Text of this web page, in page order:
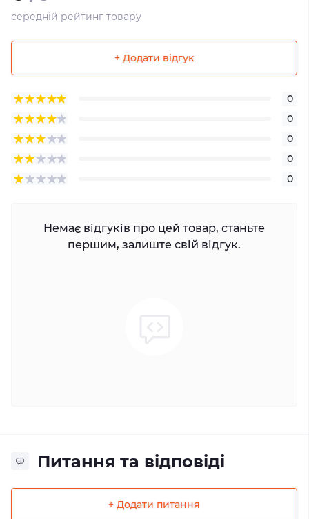
середній рейтинг товару
+ Додати відгук
0
0
0
0
0
Немає відгуків про цей товар, станьте
першим, залиште свій відгук.
Питання та відповіді
+ Додати питання